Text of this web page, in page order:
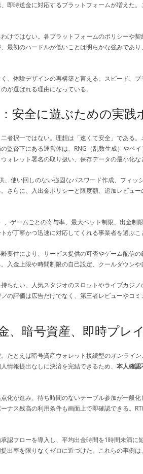
即時送金に対応するプラットフォームが増え
けではない。各プラットフォームのポリシー
最初のハードルが低いことは明らかな強みで
、体験デザインの再構築と言える。スピード、
が選ばれる理由になっている。
安全に遊ぶための実践
者択一ではない。理想は「速くて安全」である。
監督下にある運営体は、RNG（乱数生成）や
ォレット署名の取り扱い、保存データの最小化な
使い回しのない強固なパスワード作成、フィ
さらに、入出金ポリシーと限度額、追加レビュ
ゲームごとの寄与率、最大ベット制限、出金制
が丁寧かつ迅速に対応してくれる事業者を選ぶこ
要件により、サービス提供の可否やゲーム配
入金上限や時間制限の自己設定、クールダウン
ちたい。人気スタジオのスロットやライブカ
の評価は広告だけでなく、第三者レビューやコ
、暗号資産、即時プレ
たとえば暗号資産ウォレット接続型のオンライン
情報提出なしに決済を完結できるため、 本人確認
化が進み、待ち時間のないテーブル参加が一般
ナス残高の利用条件も画面上で即確認できる。
認フローを導入し、平均出金時間を1時間未満
出率を限りなくゼロに近づけた。これらの事例は、